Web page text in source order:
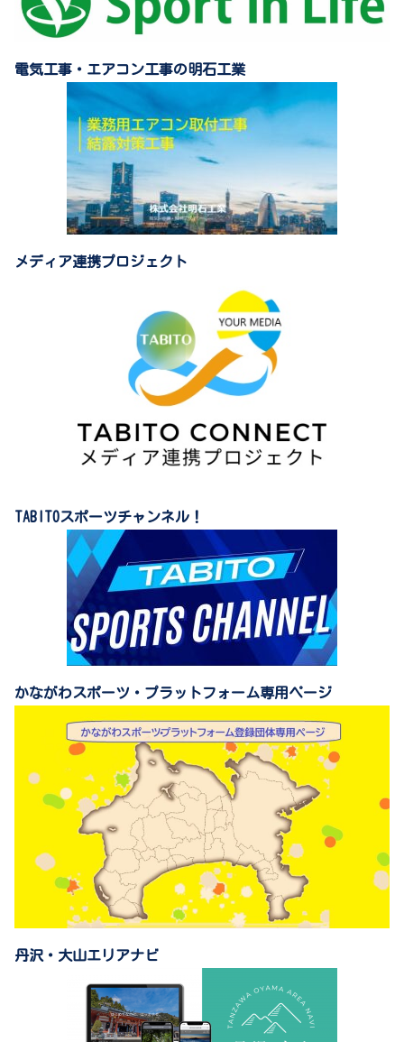
電気工事・エアコン工事の明石工業
メディア連携プロジェクト
TABITOスポーツチャンネル！
かながわスポーツ・プラットフォーム専用ページ
丹沢・大山エリアナビ